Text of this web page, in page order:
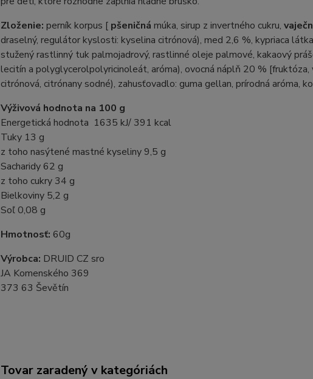
Zloženie: perník korpus [ pšeničná múka, sirup z invertného cukru,
draselný, regulátor kyslosti: kyselina citrónová), med 2,6 %, kypriaca
stužený rastlinný tuk palmojadrový, rastlinné oleje palmové, kakaový
lecitín a polyglycerolpolyricinoleát, aróma), ovocná náplň 20 %
citrónová, citrónany sodné), zahusťovadlo: guma gellan, prírodná aróma,
Výživová hodnota na 100 g
Energetická hodnota 1635 kJ/ 391 kcal
Tuky 13 g
z toho nasýtené mastné kyseliny 9,5 g
Sacharidy 62 g
z toho cukry 34 g
Bielkoviny 5,2 g
Soľ 0,08 g
Hmotnosť: 60g
Výrobca: DRUID CZ sro
JA Komenského 369
373 63 Ševětín
Tovar zaradený v kategóriách